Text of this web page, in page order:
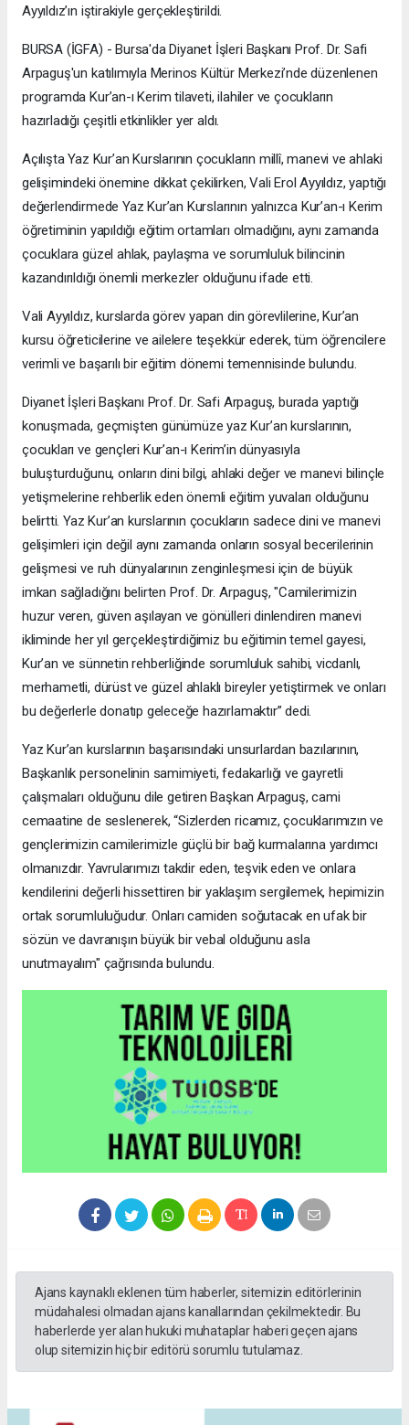
Ayyıldız’ın iştirakiyle gerçekleştirildi.
BURSA (İGFA) - Bursa'da Diyanet İşleri Başkanı Prof. Dr. Safi
Arpaguş'un katılımıyla Merinos Kültür Merkezi’nde düzenlenen
programda Kur’an-ı Kerim tilaveti, ilahiler ve çocukların
hazırladığı çeşitli etkinlikler yer aldı.
Açılışta Yaz Kur’an Kurslarının çocukların millî, manevi ve ahlaki
gelişimindeki önemine dikkat çekilirken, Vali Erol Ayyıldız, yaptığı
değerlendirmede Yaz Kur’an Kurslarının yalnızca Kur’an-ı Kerim
öğretiminin yapıldığı eğitim ortamları olmadığını, aynı zamanda
çocuklara güzel ahlak, paylaşma ve sorumluluk bilincinin
kazandırıldığı önemli merkezler olduğunu ifade etti.
Vali Ayyıldız, kurslarda görev yapan din görevlilerine, Kur’an
kursu öğreticilerine ve ailelere teşekkür ederek, tüm öğrencilere
verimli ve başarılı bir eğitim dönemi temennisinde bulundu.
Diyanet İşleri Başkanı Prof. Dr. Safi Arpaguş, burada yaptığı
konuşmada, geçmişten günümüze yaz Kur’an kurslarının,
çocukları ve gençleri Kur’an-ı Kerim’in dünyasıyla
buluşturduğunu, onların dini bilgi, ahlaki değer ve manevi bilinçle
yetişmelerine rehberlik eden önemli eğitim yuvaları olduğunu
belirtti. Yaz Kur’an kurslarının çocukların sadece dini ve manevi
gelişimleri için değil aynı zamanda onların sosyal becerilerinin
gelişmesi ve ruh dünyalarının zenginleşmesi için de büyük
imkan sağladığını belirten Prof. Dr. Arpaguş, "Camilerimizin
huzur veren, güven aşılayan ve gönülleri dinlendiren manevi
ikliminde her yıl gerçekleştirdiğimiz bu eğitimin temel gayesi,
Kur’an ve sünnetin rehberliğinde sorumluluk sahibi, vicdanlı,
merhametli, dürüst ve güzel ahlaklı bireyler yetiştirmek ve onları
bu değerlerle donatıp geleceğe hazırlamaktır” dedi.
Yaz Kur’an kurslarının başarısındaki unsurlardan bazılarının,
Başkanlık personelinin samimiyeti, fedakarlığı ve gayretli
çalışmaları olduğunu dile getiren Başkan Arpaguş, cami
cemaatine de seslenerek, “Sizlerden ricamız, çocuklarımızın ve
gençlerimizin camilerimizle güçlü bir bağ kurmalarına yardımcı
olmanızdır. Yavrularımızı takdir eden, teşvik eden ve onlara
kendilerini değerli hissettiren bir yaklaşım sergilemek, hepimizin
ortak sorumluluğudur. Onları camiden soğutacak en ufak bir
sözün ve davranışın büyük bir vebal olduğunu asla
unutmayalım" çağrısında bulundu.
Ajans kaynaklı eklenen tüm haberler, sitemizin editörlerinin
müdahalesi olmadan ajans kanallarından çekilmektedir. Bu
haberlerde yer alan hukuki muhataplar haberi geçen ajans
olup sitemizin hiç bir editörü sorumlu tutulamaz.